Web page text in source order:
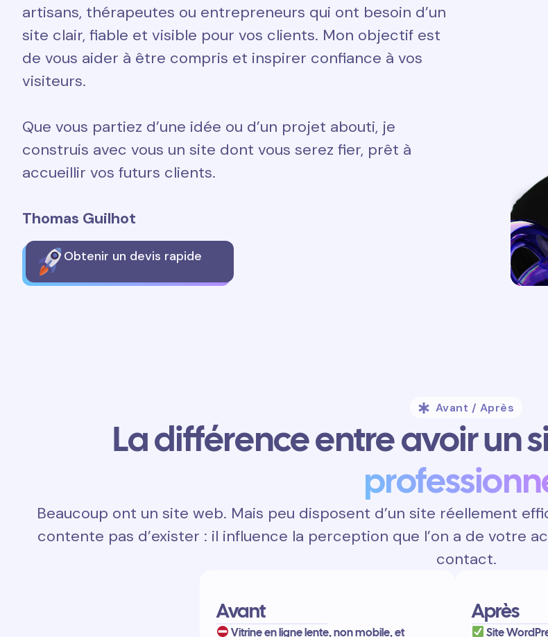
artisans, thérapeutes ou entrepreneurs qui ont besoin d’un
site clair, fiable et visible pour vos clients. Mon objectif est
de vous aider à être compris et inspirer confiance à vos
visiteurs.
Que vous partiez d’une idée ou d’un projet abouti, je
construis avec vous un site dont vous serez fier, prêt à
accueillir vos futurs clients.
Thomas Guilhot
Obtenir un devis rapide
Avant / Après
La différence entre avoir un
Beaucoup ont un site web. Mais peu disposent d’un site réellement
contente pas d’exister : il influence la perception que l’on a de votre
contact.
Avant
Vitrine en ligne lente, non mobile, et
Après
Site